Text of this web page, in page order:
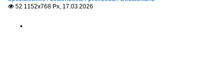
S
 52 1152x768 Px, 17.03.2026